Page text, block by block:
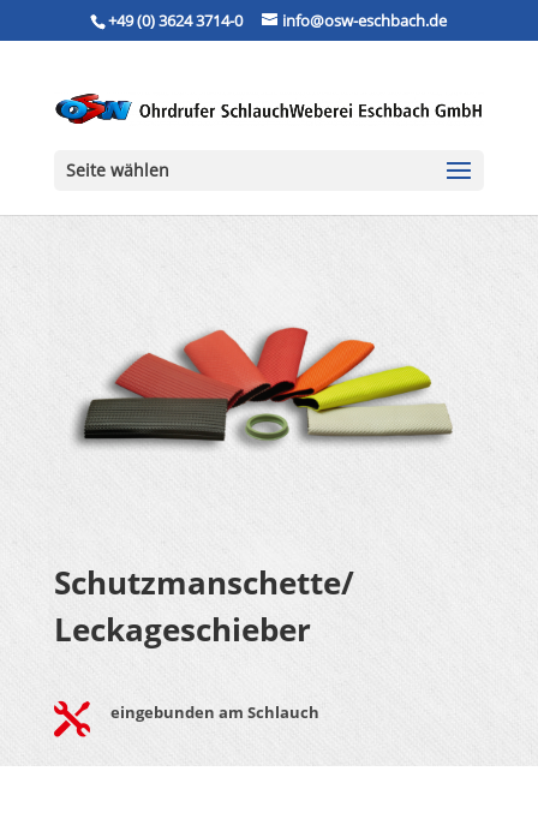
+49 (0) 3624 3714-0 info@osw-eschbach.de
Seite wählen
Schutzmanschette/
Leckageschieber
 eingebunden am Schlauch